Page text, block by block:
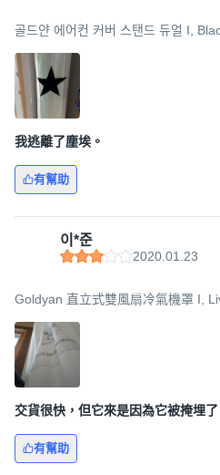
골드얀 에어컨 커버 스탠드 듀얼 I,
我逃離了塵埃。
有幫助
이*준
2020.01.23
Goldyan 直立式雙風扇冷氣機罩 I,
交貨很快，但它來是因為它被掩埋了
有幫助